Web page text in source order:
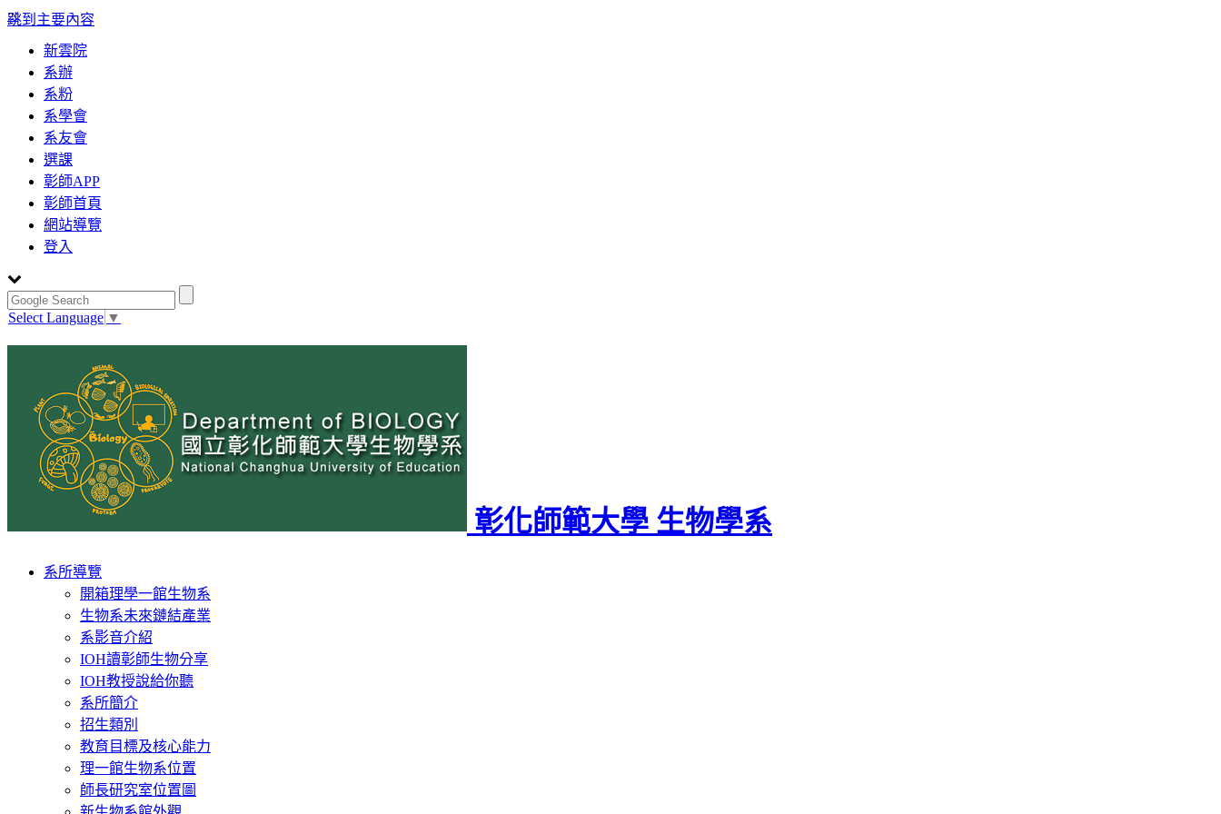
跳到主要內容
:::
新雲院
系辦
系粉
系學會
系友會
選課
彰師APP
彰師首頁
網站導覽
登入
Select Language ▼
彰化師範大學 生物學系
Toggle
navigation
系所導覽
開箱理學一館生物系
生物系未來鏈結產業
系影音介紹
IOH讀彰師生物分享
IOH教授說給你聽
系所簡介
招生類別
教育目標及核心能力
理一館生物系位置
師長研究室位置圖